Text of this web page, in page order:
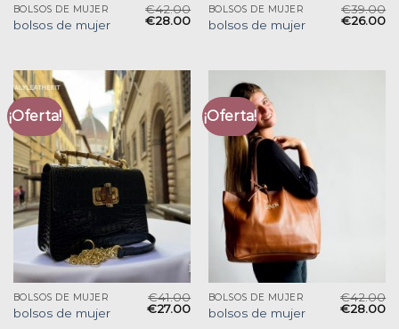
BOLSOS DE MUJER
bolsos de mujer
€42.00
€28.00
BOLSOS DE MUJER
bolsos de mujer
€39.00
€26.00
¡Oferta!
BOLSOS DE MUJER
bolsos de mujer
€41.00
€27.00
¡Oferta!
BOLSOS DE MUJER
bolsos de mujer
€42.00
€28.00